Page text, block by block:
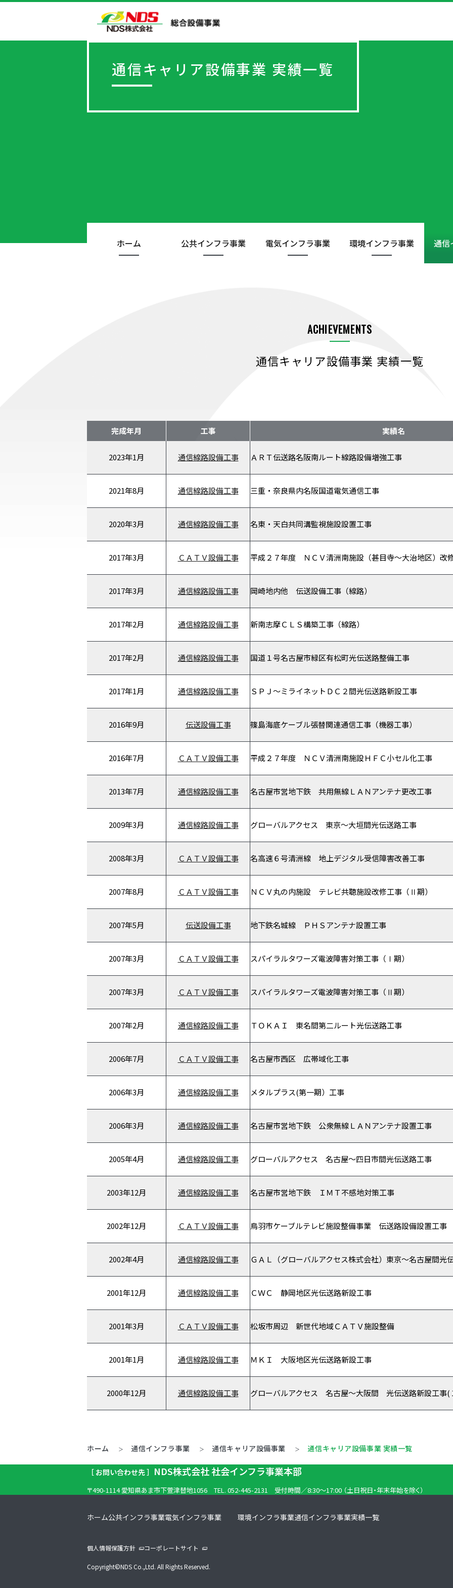
通信キャリア設備事業 実績一覧
ホーム 公共インフラ事業 電気インフラ事業 環境インフラ事業 通信
ACHIEVEMENTS
通信キャリア設備事業 実績一覧
完成年月 工事 実績名
2023年1月 通信線路設備工事 ＡＲＴ伝送路名阪南ルート線路設備増強工事
2021年8月 通信線路設備工事 三重・奈良県内名阪国道電気通信工事
2020年3月 通信線路設備工事 名東・天白共同溝監視施設設置工事
2017年3月 ＣＡＴＶ設備工事 平成２７年度 ＮＣＶ清洲南施設（甚目寺～大治地区）改
2017年3月 通信線路設備工事 岡崎地内他 伝送設備工事（線路）
2017年2月 通信線路設備工事 新南志摩ＣＬＳ構築工事（線路）
2017年2月 通信線路設備工事 国道１号名古屋市緑区有松町光伝送路整備工事
2017年1月 通信線路設備工事 ＳＰＪ～ミライネットＤＣ２間光伝送路新設工事
2016年9月 伝送設備工事 篠島海底ケーブル張替関連通信工事（機器工事）
2016年7月 ＣＡＴＶ設備工事 平成２７年度 ＮＣＶ清洲南施設ＨＦＣ小セル化工事
2013年7月 通信線路設備工事 名古屋市営地下鉄 共用無線ＬＡＮアンテナ更改工事
2009年3月 通信線路設備工事 グローバルアクセス 東京～大垣間光伝送路工事
2008年3月 ＣＡＴＶ設備工事 名高速６号清洲線 地上デジタル受信障害改善工事
2007年8月 ＣＡＴＶ設備工事 ＮＣＶ丸の内施設 テレビ共聴施設改修工事（Ⅱ期）
2007年5月 伝送設備工事 地下鉄名城線 ＰＨＳアンテナ設置工事
2007年3月 ＣＡＴＶ設備工事 スパイラルタワーズ電波障害対策工事（Ⅰ期）
2007年3月 ＣＡＴＶ設備工事 スパイラルタワーズ電波障害対策工事（Ⅱ期）
2007年2月 通信線路設備工事 ＴＯＫＡＩ 東名間第二ルート光伝送路工事
2006年7月 ＣＡＴＶ設備工事 名古屋市西区 広帯域化工事
2006年3月 通信線路設備工事 メタルプラス(第一期）工事
2006年3月 通信線路設備工事 名古屋市営地下鉄 公衆無線ＬＡＮアンテナ設置工事
2005年4月 通信線路設備工事 グローバルアクセス 名古屋～四日市間光伝送路工事
2003年12月 通信線路設備工事 名古屋市営地下鉄 ＩＭＴ不感地対策工事
2002年12月 ＣＡＴＶ設備工事 鳥羽市ケーブルテレビ施設整備事業 伝送路設備設置工事
2002年4月 通信線路設備工事 ＧＡＬ（グローバルアクセス株式会社）東京～名古屋間光
2001年12月 通信線路設備工事 ＣＷＣ 静岡地区光伝送路新設工事
2001年3月 ＣＡＴＶ設備工事 松坂市周辺 新世代地域ＣＡＴＶ施設整備
2001年1月 通信線路設備工事 ＭＫＩ 大阪地区光伝送路新設工事
2000年12月 通信線路設備工事 グローバルアクセス 名古屋～大阪間 光伝送路新設工事(
ホーム 通信インフラ事業 通信キャリア設備事業 通信キャリア設備事業 実績一覧
［ お問い合わせ先 ］ NDS株式会社 社会インフラ事業本部
〒490-1114 愛知県あま市下萱津替地1056 TEL. 052-445-2131 受付時間／8:30～17:00 （土日祝日・年末年始を除く）
ホーム公共インフラ事業電気インフラ事業 環境インフラ事業通信インフラ事業実績一覧
個人情報保護方針 コーポレートサイト
Copyright©NDS Co.,Ltd. All Rights Reserved.